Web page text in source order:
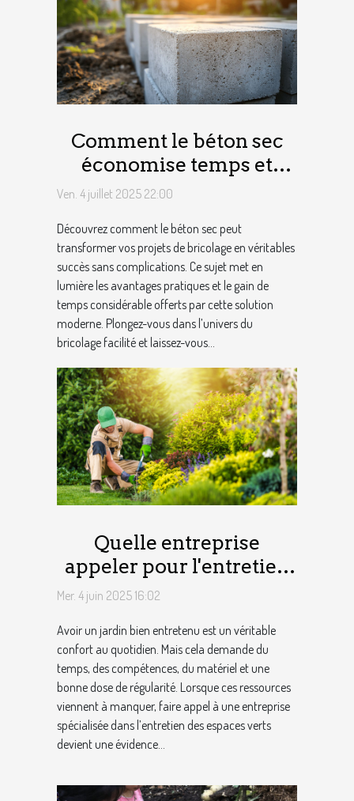
Comment le béton sec
économise temps et
effort en bricolage ?
Ven. 4 juillet 2025 22:00
Découvrez comment le béton sec peut
transformer vos projets de bricolage en véritables
succès sans complications. Ce sujet met en
lumière les avantages pratiques et le gain de
temps considérable offerts par cette solution
moderne. Plongez-vous dans l’univers du
bricolage facilité et laissez-vous...
Quelle entreprise
appeler pour l'entretien
des espaces verts des
Mer. 4 juin 2025 16:02
Avoir un jardin bien entretenu est un véritable
confort au quotidien. Mais cela demande du
temps, des compétences, du matériel et une
bonne dose de régularité. Lorsque ces ressources
viennent à manquer, faire appel à une entreprise
spécialisée dans l’entretien des espaces verts
devient une évidence...